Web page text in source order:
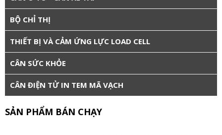
BỘ CHỈ THỊ
THIẾT BỊ VÀ CẢM ỨNG LỰC LOAD CELL
CÂN SỨC KHỎE
CÂN ĐIỆN TỬ IN TEM MÃ VẠCH
SẢN PHẨM BÁN CHẠY